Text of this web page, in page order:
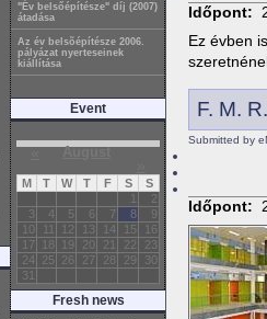
"Év belsőépítésze" díj (2007)
átadása
Az év belsõépítésze 2006.
pályázat nyerteseinek
kiállítása
Event
« August
M T W T F S
S
1
2
3
4 5 6 7 8
9
10
11 12 13 14 15
16
17
18 19 20 21 22
23
24
25 26 27 28 29
30
31
Fresh news
Időpont:
Ez évben
F. M.
Submitted by
Időpont: